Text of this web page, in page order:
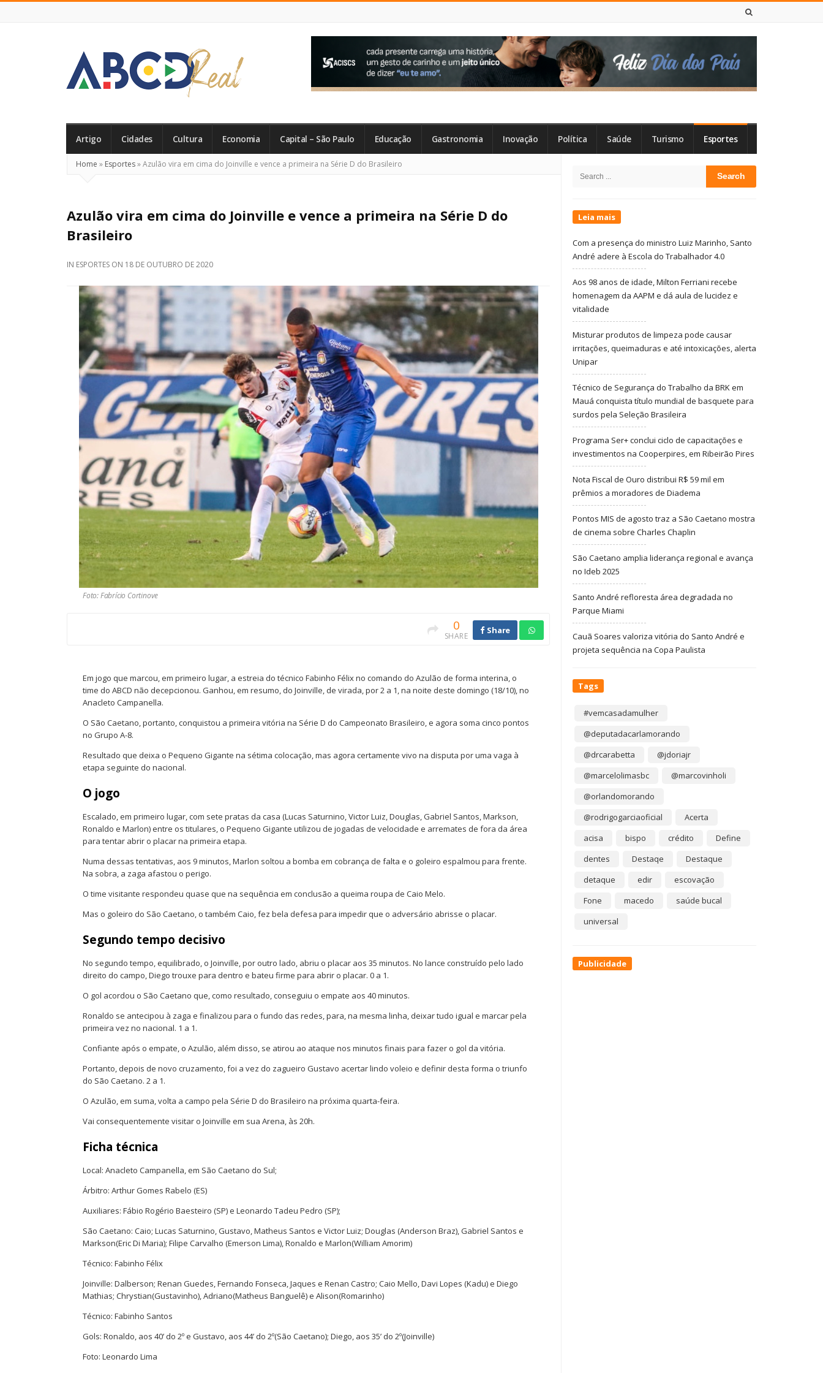
Real
Artigo Cidades Cultura Economia Capital – São Paulo Educação Gastronomia Inovação Política Saúde Turismo Esportes
Home » Esportes»Azulão vira em cima do Joinville e vence a primeira na Série D do Brasileiro
Azulão vira em cima do Joinville e vence a primeira na Série D do
Brasileiro
IN ESPORTES ON 18 DE OUTUBRO DE 2020
Foto: Fabrício Cortinove
0
SHARE
Share
Em jogo que marcou, em primeiro lugar, a estreia do técnico Fabinho Félix no comando do Azulão de forma interina, o
time do ABCD não decepcionou. Ganhou, em resumo, do Joinville, de virada, por 2 a 1, na noite deste domingo (18/10), no
Anacleto Campanella.
O São Caetano, portanto, conquistou a primeira vitória na Série D do Campeonato Brasileiro, e agora soma cinco pontos
no Grupo A-8.
Resultado que deixa o Pequeno Gigante na sétima colocação, mas agora certamente vivo na disputa por uma vaga à
etapa seguinte do nacional.
O jogo
Escalado, em primeiro lugar, com sete pratas da casa (Lucas Saturnino, Victor Luiz, Douglas, Gabriel Santos, Markson,
Ronaldo e Marlon) entre os titulares, o Pequeno Gigante utilizou de jogadas de velocidade e arremates de fora da área
para tentar abrir o placar na primeira etapa.
Numa dessas tentativas, aos 9 minutos, Marlon soltou a bomba em cobrança de falta e o goleiro espalmou para frente.
Na sobra, a zaga afastou o perigo.
O time visitante respondeu quase que na sequência em conclusão a queima roupa de Caio Melo.
Mas o goleiro do São Caetano, o também Caio, fez bela defesa para impedir que o adversário abrisse o placar.
Segundo tempo decisivo
No segundo tempo, equilibrado, o Joinville, por outro lado, abriu o placar aos 35 minutos. No lance construído pelo lado
direito do campo, Diego trouxe para dentro e bateu firme para abrir o placar. 0 a 1.
O gol acordou o São Caetano que, como resultado, conseguiu o empate aos 40 minutos.
Ronaldo se antecipou à zaga e finalizou para o fundo das redes, para, na mesma linha, deixar tudo igual e marcar pela
primeira vez no nacional. 1 a 1.
Confiante após o empate, o Azulão, além disso, se atirou ao ataque nos minutos finais para fazer o gol da vitória.
Portanto, depois de novo cruzamento, foi a vez do zagueiro Gustavo acertar lindo voleio e definir desta forma o triunfo
do São Caetano. 2 a 1.
O Azulão, em suma, volta a campo pela Série D do Brasileiro na próxima quarta-feira.
Vai consequentemente visitar o Joinville em sua Arena, às 20h.
Ficha técnica
Local: Anacleto Campanella, em São Caetano do Sul;
Árbitro: Arthur Gomes Rabelo (ES)
Auxiliares: Fábio Rogério Baesteiro (SP) e Leonardo Tadeu Pedro (SP);
São Caetano: Caio; Lucas Saturnino, Gustavo, Matheus Santos e Victor Luiz; Douglas (Anderson Braz), Gabriel Santos e
Markson(Eric Di Maria); Filipe Carvalho (Emerson Lima), Ronaldo e Marlon(William Amorim)
Técnico: Fabinho Félix
Joinville: Dalberson; Renan Guedes, Fernando Fonseca, Jaques e Renan Castro; Caio Mello, Davi Lopes (Kadu) e Diego
Mathias; Chrystian(Gustavinho), Adriano(Matheus Banguelê) e Alison(Romarinho)
Técnico: Fabinho Santos
Gols: Ronaldo, aos 40’ do 2º e Gustavo, aos 44’ do 2º(São Caetano); Diego, aos 35’ do 2º(Joinville)
Foto: Leonardo Lima
Sidebar
Search
Leia mais
Com a presença do ministro Luiz Marinho, Santo
André adere à Escola do Trabalhador 4.0
Aos 98 anos de idade, Milton Ferriani recebe
homenagem da AAPM e dá aula de lucidez e
vitalidade
Misturar produtos de limpeza pode causar
irritações, queimaduras e até intoxicações, alerta
Unipar
Técnico de Segurança do Trabalho da BRK em
Mauá conquista título mundial de basquete para
surdos pela Seleção Brasileira
Programa Ser+ conclui ciclo de capacitações e
investimentos na Cooperpires, em Ribeirão Pires
Nota Fiscal de Ouro distribui R$ 59 mil em
prêmios a moradores de Diadema
Pontos MIS de agosto traz a São Caetano mostra
de cinema sobre Charles Chaplin
São Caetano amplia liderança regional e avança
no Ideb 2025
Santo André refloresta área degradada no
Parque Miami
Cauã Soares valoriza vitória do Santo André e
projeta sequência na Copa Paulista
Tags
#vemcasadamulher
@deputadacarlamorando
@drcarabetta
@jdoriajr
@marcelolimasbc
@marcovinholi
@orlandomorando
@rodrigogarciaoficial
Acerta
acisa
bispo crédito
Define
dentes
Destaqe
Destaque
detaque
edir
escovação
Fone
macedo
saúde bucal
universal
Publicidade